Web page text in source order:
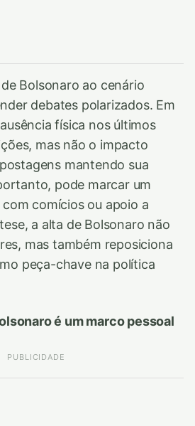
Bolsonaro ao cenário
debates polarizados. Em
física nos últimos
mas não o impacto
mantendo sua
pode marcar um
comícios ou apoio a
a alta de Bolsonaro não
mas também reposiciona
peça-chave na política
é um marco pessoal
PUBLICIDADE